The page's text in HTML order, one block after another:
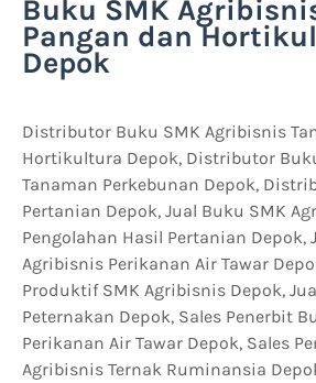
Buku SMK
Pangan dan
Depok
Distributor Buku SMK Agribisnis
Hortikultura Depok, Distributor
Tanaman Perkebunan Depok,
Pertanian Depok, Jual Buku SMK
Pengolahan Hasil Pertanian Depok,
Agribisnis Perikanan Air Tawar
Produktif SMK Agribisnis Depok,
Peternakan Depok, Sales Penerbit
Perikanan Air Tawar Depok, Sales
Agribisnis Ternak Ruminansia